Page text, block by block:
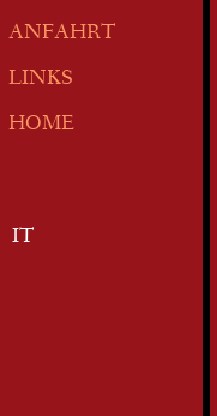
ANFAHRT
LINKS
HOME
IT